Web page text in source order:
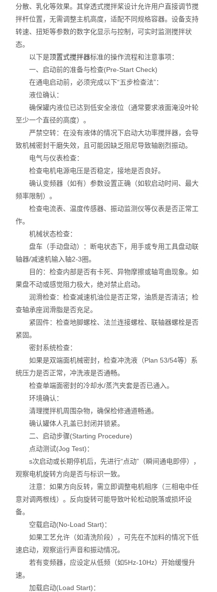
其它
香港希玛
采样管
荧光检漏
实验室设备
分散、乳化等效果。其穿透式搅拌桨设计允许用户直接调节搅
拌杆位置，无需调整主机高度，适配不同规格容器。设备支持
转速、扭矩等参数的数字化显示与控制，可实时监测搅拌状
态。
以下是顶置式搅拌器标准的操作流程和注意事项：
一、启动前的准备与检查(Pre-Start Check)
在通电启动前，必须完成以下“五步检查法”：
液位确认：
确保罐内液位已达到低安全液位（通常要求液面淹没叶轮
至少一个直径的高度）。
严禁空转：在没有液体的情况下启动大功率搅拌器，会导
致机械密封干磨失效，且可能因缺乏阻尼导致轴剧烈振动。
电气与仪表检查：
检查电机电源电压是否稳定，接地是否良好。
确认变频器（如有）参数设置正确（如软启动时间、最大
频率限制）。
检查电流表、温度传感器、振动监测仪等仪表是否正常工
作。
机械状态检查：
盘车（手动盘动）：断电状态下，用手或专用工具盘动联
轴器/减速机输入轴2-3圈。
目的：检查内部是否有卡死、异物摩擦或轴弯曲现象。如
果盘不动或感觉阻力极大，绝对禁止启动。
润滑检查：检查减速机油位是否正常，油质是否清洁；检
查轴承座润滑脂是否充足。
紧固件：检查地脚螺栓、法兰连接螺栓、联轴器螺栓是否
紧固。
密封系统检查：
如果是双端面机械密封，检查冲洗液（Plan 53/54等）系
统压力是否正常，冲洗液是否通畅。
检查单端面密封的冷却水/蒸汽夹套是否已通入。
环境确认：
清理搅拌机周围杂物，确保检修通道畅通。
确认罐体人孔盖已封闭并锁紧。
二、启动步骤(Starting Procedure)
点动测试(Jog Test)：
s次启动或长期停机后，先进行“点动”（瞬间通电即停），
观察电机旋转方向是否与标识一致。
注意：如果方向反转，需立即调整电机相序（三相电中任
意对调两根线）。反向旋转可能导致叶轮松动脱落或损坏设
备。
空载启动(No-Load Start)：
如果工艺允许（如清洗阶段），可先在不加料的情况下低
速启动，观察运行声音和振动情况。
若有变频器，应设定从低频（如5Hz-10Hz）开始缓慢升
速。
加载启动(Load Start)：